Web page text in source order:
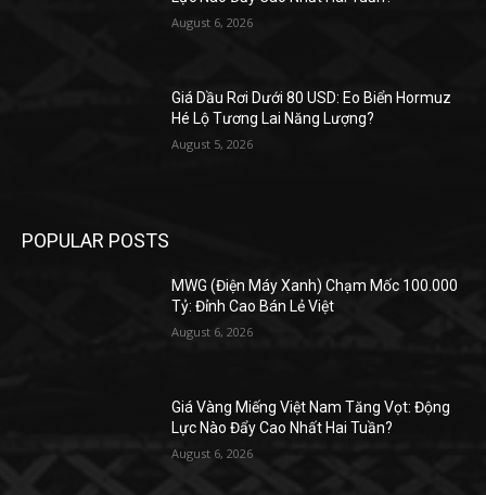
August 6, 2026
Giá Dầu Rơi Dưới 80 USD: Eo Biển Hormuz
Hé Lộ Tương Lai Năng Lượng?
August 5, 2026
POPULAR POSTS
MWG (Điện Máy Xanh) Chạm Mốc 100.000
Tỷ: Đỉnh Cao Bán Lẻ Việt
August 6, 2026
Giá Vàng Miếng Việt Nam Tăng Vọt: Động
Lực Nào Đẩy Cao Nhất Hai Tuần?
August 6, 2026